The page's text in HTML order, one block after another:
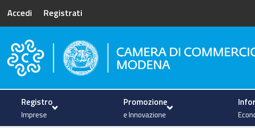
Accedi Registrati
Camera di Commercio di Modena
Registro
Imprese
Promozione
e Innovazione